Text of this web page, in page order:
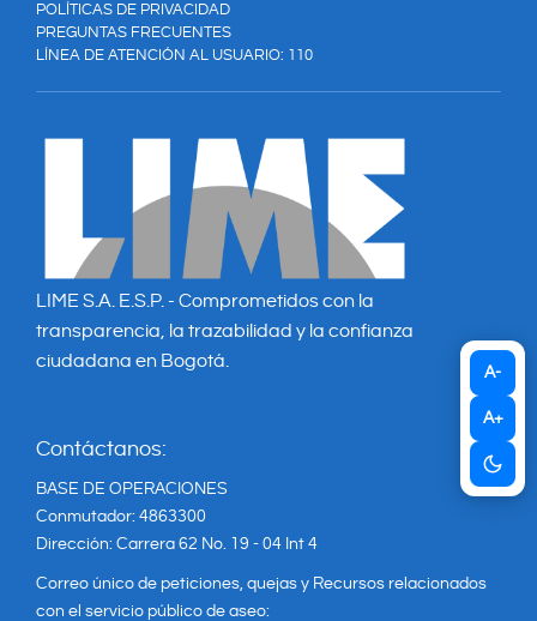
A-
A+
POLÍTICAS DE PRIVACIDAD
PREGUNTAS FRECUENTES
LÍNEA DE ATENCIÓN AL USUARIO: 110
LIME S.A. E.S.P. - Comprometidos con la
transparencia, la trazabilidad y la confianza
ciudadana en Bogotá.
Contáctanos:
BASE DE OPERACIONES
Conmutador: 4863300
Dirección: Carrera 62 No. 19 - 04 Int 4
Correo único de peticiones, quejas y Recursos relacionados
con el servicio público de aseo: